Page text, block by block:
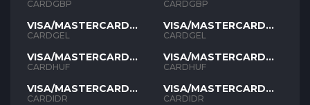
GBP
CARDGBP
VISA/MASTERCARD
GEL
CARDGEL
VISA/MASTERCARD
HUF
CARDHUF
VISA/MASTERCARD
IDR
CARDIDR
GBP
CARDGBP
VISA/MASTERCARD
GEL
CARDGEL
VISA/MASTERCARD
HUF
CARDHUF
VISA/MASTERCARD
IDR
CARDIDR